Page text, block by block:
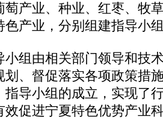
萄产业、种业、红枣、牧
色产业，分别组建指导小
由相关部门领导和技
划、督促落实各项政策措
指导小组的成立，实现了
效促进宁夏特色优势产业